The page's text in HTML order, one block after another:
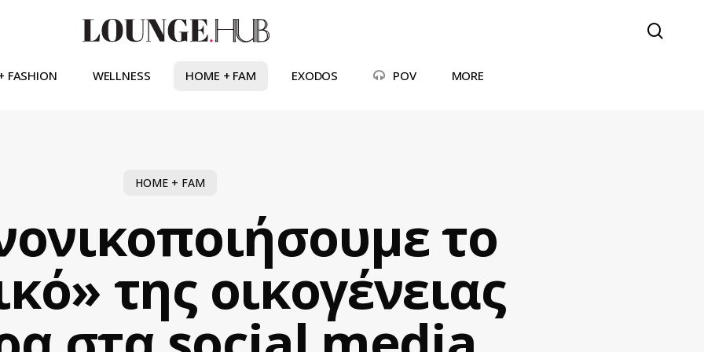
FASHION WELLNESS HOME + FAM EXODOS POV MORE
HOME + FAM
το
της οικογένειας